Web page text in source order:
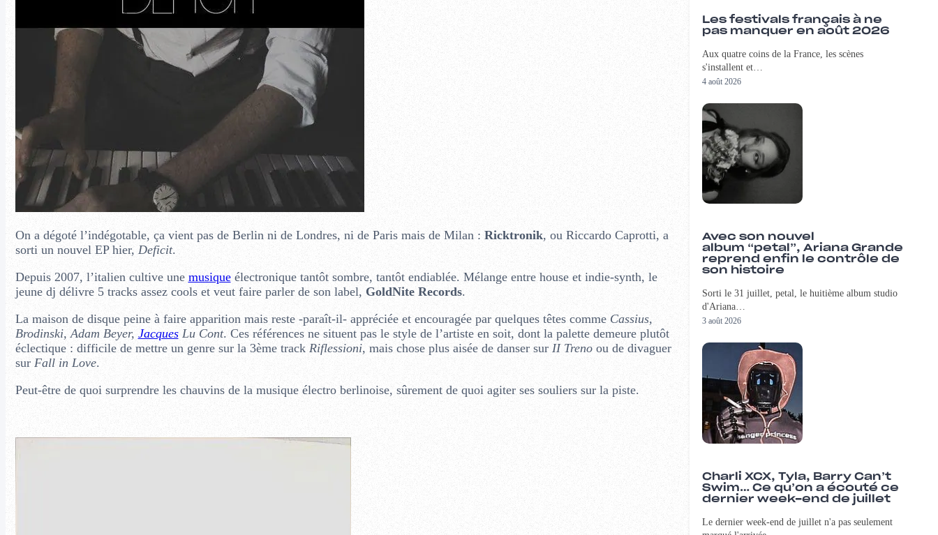
On a dégoté l’indégotable, ça vient pas de Berlin ni de Londres, ni de Paris mais de Milan : Ricktronik, ou Riccardo Caprotti, a
sorti un nouvel EP hier, Deficit.
Depuis 2007, l’italien cultive une musiqueélectronique tantôt sombre, tantôt endiablée. Mélange entre house et indie-synth, le
jeune dj délivre 5 tracks assez cools et veut faire parler de son label, GoldNite Records.
La maison de disque peine à faire apparition mais reste -paraît-il- appréciée et encouragée par quelques têtes comme Cassius,
Brodinski, Adam Beyer, JacquesLu Cont. Ces références ne situent pas le style de l’artiste en soit, dont la palette demeure plutôt
éclectique : difficile de mettre un genre sur la 3ème track Riflessioni, mais chose plus aisée de danser sur II Trenoou de divaguer
sur Fall in Love.
Peut-être de quoi surprendre les chauvins de la musique électro berlinoise, sûrement de quoi agiter ses souliers sur la piste.
Les festivals français à ne
pas manquer en août 2026
Aux quatre coins de la France, les scènes
s'installent et…
4 août 2026
Avec son nouvel
album “petal”, Ariana Grande
reprend enfin le contrôle de
son histoire
Sorti le 31 juillet, petal, le huitième album studio
d'Ariana…
3 août 2026
Charli XCX, Tyla, Barry Can’t
Swim… Ce qu’on a écouté ce
dernier week-end de juillet
Le dernier week-end de juillet n'a pas seulement